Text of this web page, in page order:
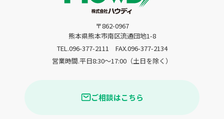
〒862-0967
熊本県熊本市南区流通団地1-8
TEL.096-377-2111
FAX.096-377-2134
営業時間.平日8:30〜17:00（土日を除く）
ご相談はこちら